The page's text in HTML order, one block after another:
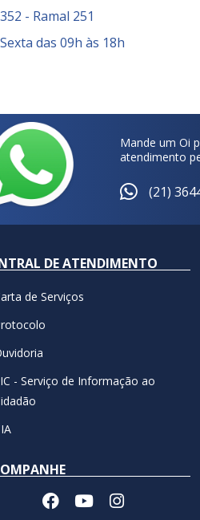
- Ramal 251
das 09h às 18h
Mande um Oi
atendimento
(21)
DE ATENDIMENTO
de Serviços
- Serviço de Informação ao